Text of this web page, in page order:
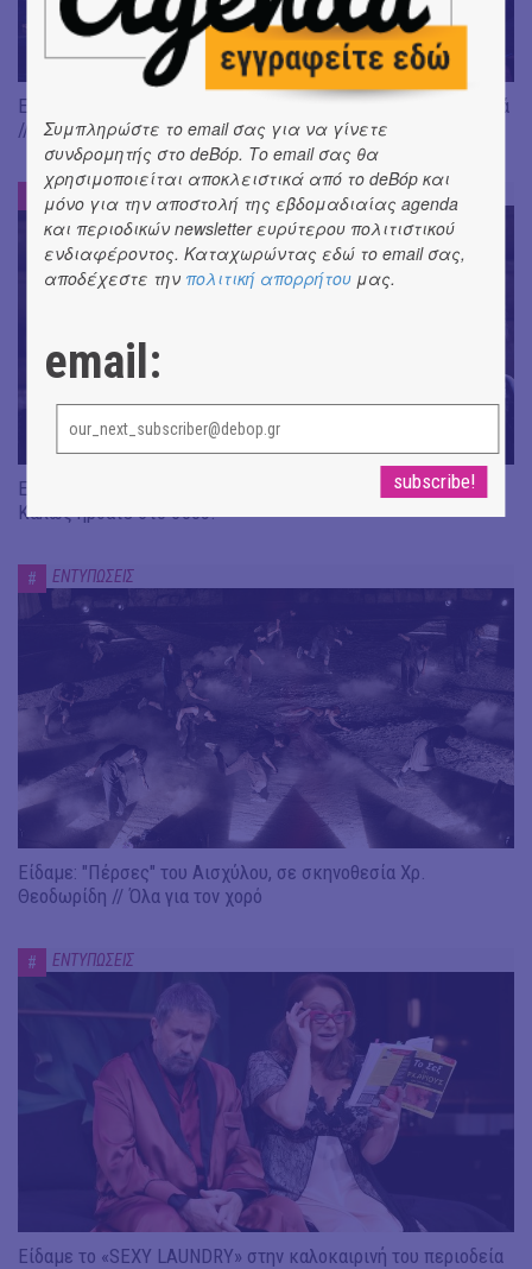
Είδαμε: "Άλκηστις" του Ευριπίδη, σε σκηνοθεσία Δ. Καραντζά
// Ευφυής σύλληψη και χαμένη ευκαιρία
ΕΝΤΥΠΩΣΕΙΣ
Είδαμε "Βάκχες" του Ευριπίδη, σε σκηνοθεσία J. Gardev //
Καλώς ήρθατε στο σόου!
# ΕΝΤΥΠΩΣΕΙΣ
Είδαμε: "Πέρσες" του Αισχύλου, σε σκηνοθεσία Χρ.
Θεοδωρίδη // Όλα για τον χορό
# ΕΝΤΥΠΩΣΕΙΣ
Είδαμε το «SEXY LAUNDRY» στην καλοκαιρινή του περιοδεία
Συμπληρώστε το email σας για να γίνετε
συνδρομητής στο deBόp. Το email σας θα
χρησιμοποιείται αποκλειστικά από το deBόp και
μόνο για την αποστολή της εβδομαδιαίας agenda
και περιοδικών newsletter ευρύτερου πολιτιστικού
ενδιαφέροντος. Καταχωρώντας εδώ το email σας,
αποδέχεστε την πολιτική απορρήτου μας.
email: